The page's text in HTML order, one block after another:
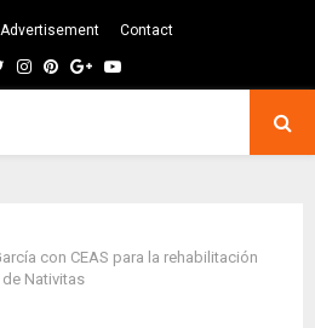
Advertisement Contact
TwitterInstagram
Pinterest
GoogleYoutube
con CEAS para la rehabilitación
Nativitas